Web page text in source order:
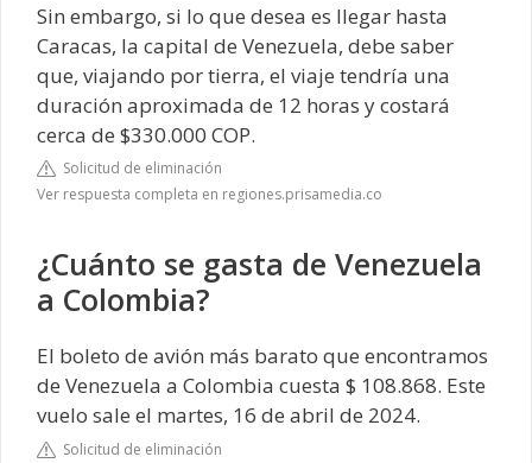
Sin embargo, si lo que desea es llegar hasta
Caracas, la capital de Venezuela, debe saber
que, viajando por tierra, el viaje tendría una
duración aproximada de 12 horas y costará
cerca de $330.000 COP.
Solicitud de eliminación
Ver respuesta completa en regiones.prisamedia.co
¿Cuánto se gasta de Venezuela
a Colombia?
El boleto de avión más barato que encontramos
de Venezuela a Colombia cuesta $ 108.868. Este
vuelo sale el martes, 16 de abril de 2024.
Solicitud de eliminación